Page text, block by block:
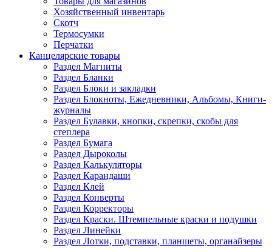
Хозяйственный инвентарь
Скотч
Термосумки
Перчатки
Канцелярские товары
Раздел Магниты
Раздел Бланки
Раздел Блоки и закладки
Раздел Блокноты, Ежедневники, Альбомы, Книги-
журналы
Раздел Булавки, кнопки, скрепки, скобы для
степлера
Раздел Бумага
Раздел Дыроколы
Раздел Калькуляторы
Раздел Карандаши
Раздел Клей
Раздел Конверты
Раздел Корректоры
Раздел Краски. Штемпельные краски и подушки
Раздел Линейки
Раздел Лотки, подставки, планшеты, органайзеры